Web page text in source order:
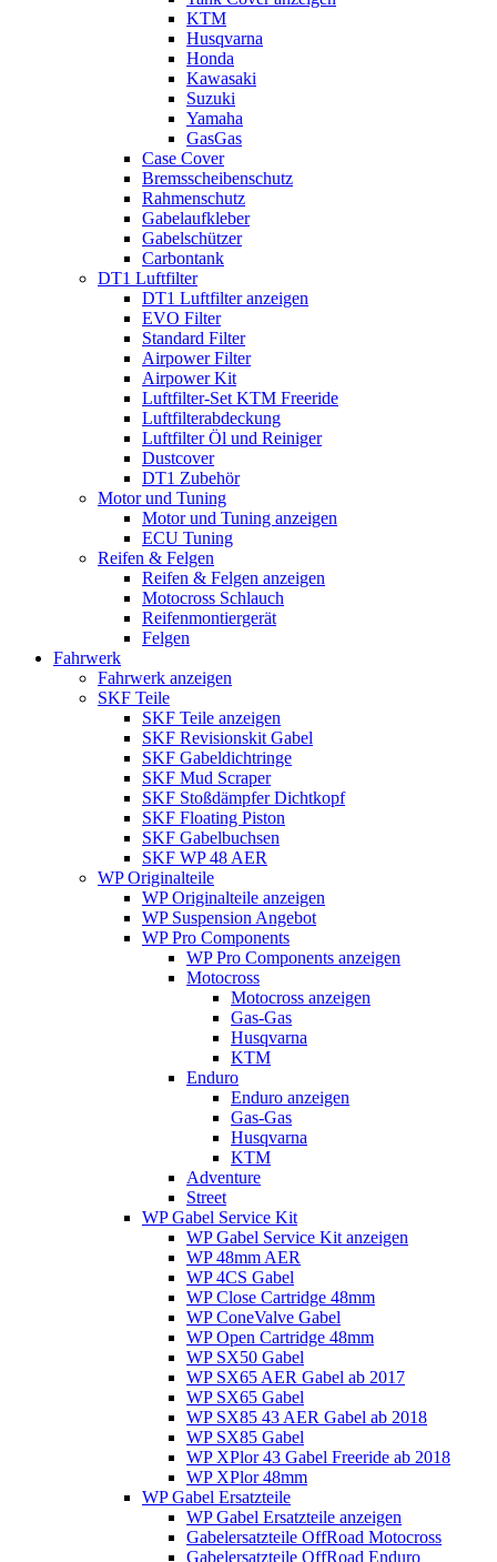
KTM
Husqvarna
Honda
Kawasaki
Suzuki
Yamaha
GasGas
Case Cover
Bremsscheibenschutz
Rahmenschutz
Gabelaufkleber
Gabelschützer
Carbontank
DT1 Luftfilter
DT1 Luftfilter anzeigen
EVO Filter
Standard Filter
Airpower Filter
Airpower Kit
Luftfilter-Set KTM Freeride
Luftfilterabdeckung
Luftfilter Öl und Reiniger
Dustcover
DT1 Zubehör
Motor und Tuning
Motor und Tuning anzeigen
ECU Tuning
Reifen & Felgen
Reifen & Felgen anzeigen
Motocross Schlauch
Reifenmontiergerät
Felgen
Fahrwerk
Fahrwerk anzeigen
SKF Teile
SKF Teile anzeigen
SKF Revisionskit Gabel
SKF Gabeldichtringe
SKF Mud Scraper
SKF Stoßdämpfer Dichtkopf
SKF Floating Piston
SKF Gabelbuchsen
SKF WP 48 AER
WP Originalteile
WP Originalteile anzeigen
WP Suspension Angebot
WP Pro Components
WP Pro Components anzeigen
Motocross
Motocross anzeigen
Gas-Gas
Husqvarna
KTM
Enduro
Enduro anzeigen
Gas-Gas
Husqvarna
KTM
Adventure
Street
WP Gabel Service Kit
WP Gabel Service Kit anzeigen
WP 48mm AER
WP 4CS Gabel
WP Close Cartridge 48mm
WP ConeValve Gabel
WP Open Cartridge 48mm
WP SX50 Gabel
WP SX65 AER Gabel ab 2017
WP SX65 Gabel
WP SX85 43 AER Gabel ab 2018
WP SX85 Gabel
WP XPlor 43 Gabel Freeride ab 2018
WP XPlor 48mm
WP Gabel Ersatzteile
WP Gabel Ersatzteile anzeigen
Gabelersatzteile OffRoad Motocross
Gabelersatzteile OffRoad Enduro